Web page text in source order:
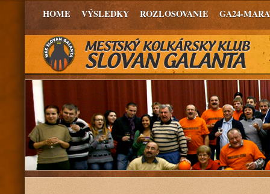
HOME VÝSLEDKY ROZLOSOVANIE GA24-